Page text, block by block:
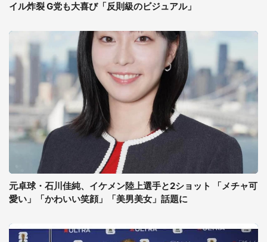
イル炸裂 G党も大喜び「反則級のビジュアル」
元卓球・石川佳純、イケメン陸上選手と2ショット 「メチャ可
愛い」「かわいい笑顔」「美男美女」話題に